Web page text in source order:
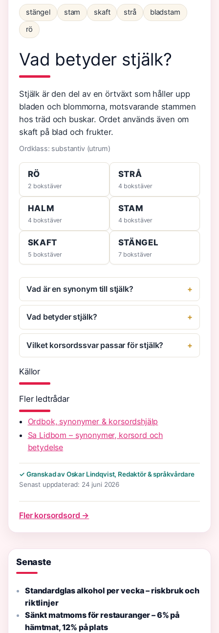
stängel stam skaft strå
bladstam
rö
Vad betyder stjälk?
Stjälk är den del av en örtväxt som håller upp
bladen och blommorna, motsvarande stammen
hos träd och buskar. Ordet används även om
skaft på blad och frukter.
Ordklass: substantiv (utrum)
RÖ
2 bokstäver
STRÅ
4 bokstäver
HALM
4 bokstäver
STAM
4 bokstäver
SKAFT
5 bokstäver
STÄNGEL
7 bokstäver
Vad är en synonym till stjälk?
Vad betyder stjälk?
Vilket korsordssvar passar för stjälk?
Källor
Fler ledtrådar
Ordbok, synonymer & korsordshjälp
Sa Lidbom – synonymer, korsord och
betydelse
✓ Granskad av Oskar Lindqvist, Redaktör & språkvårdare
Senast uppdaterad: 24 juni 2026
Fler korsordsord →
Senaste
Standardglas alkohol per vecka – riskbruk och
riktlinjer
Sänkt matmoms för restauranger – 6% på
hämtmat, 12% på plats